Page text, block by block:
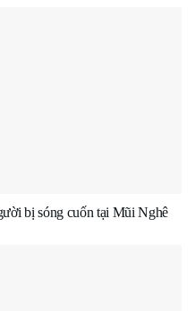
bị sóng cuốn tại Mũi Nghê